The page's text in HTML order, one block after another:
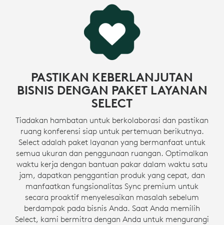
PASTIKAN KEBERLANJUTAN
BISNIS DENGAN PAKET LAYANAN
SELECT
Tiadakan hambatan untuk berkolaborasi dan pastikan
ruang konferensi siap untuk pertemuan berikutnya.
Select adalah paket layanan yang bermanfaat untuk
semua ukuran dan penggunaan ruangan. Optimalkan
waktu kerja dengan bantuan pakar dalam waktu satu
jam, dapatkan penggantian produk yang cepat, dan
manfaatkan fungsionalitas Sync premium untuk
secara proaktif menyelesaikan masalah sebelum
berdampak pada bisnis Anda. Saat Anda memilih
Select, kami bermitra dengan Anda untuk mengurangi